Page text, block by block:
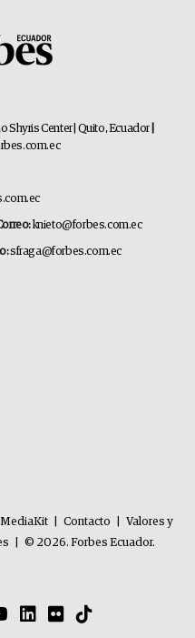
Shyris Center | Quito, Ecuador
knieto@forbes.com.ec
sfraga@forbes.com.ec
MediaKit Contacto
Valores y
© 2026. Forbes Ecuador.